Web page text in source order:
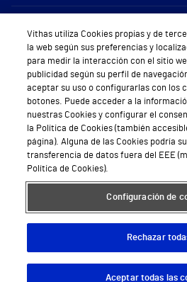
Sobre
Quiénes
Trabajar en
Teléfono Cita
Teléfono Atención
Política de seguridad y
Conoce a
Aviso Legal Política de cookies Política de
Vithas utiliza Cookies propias y de
la web según sus preferencias y
para medir la interacción con el sitio
publicidad según su perfil de
aceptar su uso o configurarlas con los
botones. Puede acceder a la
nuestras Cookies y configurar el
la Política de Cookies (también
página). Alguna de las Cookies podría
transferencia de datos fuera del EEE
Política de Cookies).
Configuración de
Rechazar
Aceptar todas las